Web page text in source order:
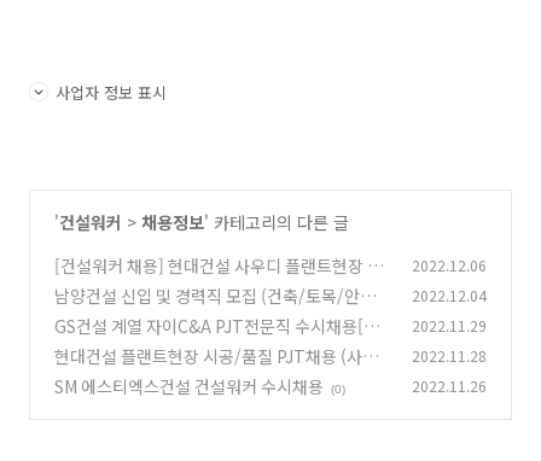
사업자 정보 표시
'건설워커 > 채용정보' 카테고리의 다른 글
[건설워커 채용] 현대건설 사우디 플랜트현장 설
계관리 PJT모집
(0)
2022.12.06
남양건설 신입 및 경력직 모집 (건축/토목/안전,
보건/설비/전기/품질)
(0)
2022.12.04
GS건설 계열 자이C&A PJT전문직 수시채용[플
랜트본부] (0)
2022.11.29
현대건설 플랜트현장 시공/품질 PJT채용 (사우
디) (0)
2022.11.28
SM 에스티엑스건설 건설워커 수시채용 (0) 2022.11.26